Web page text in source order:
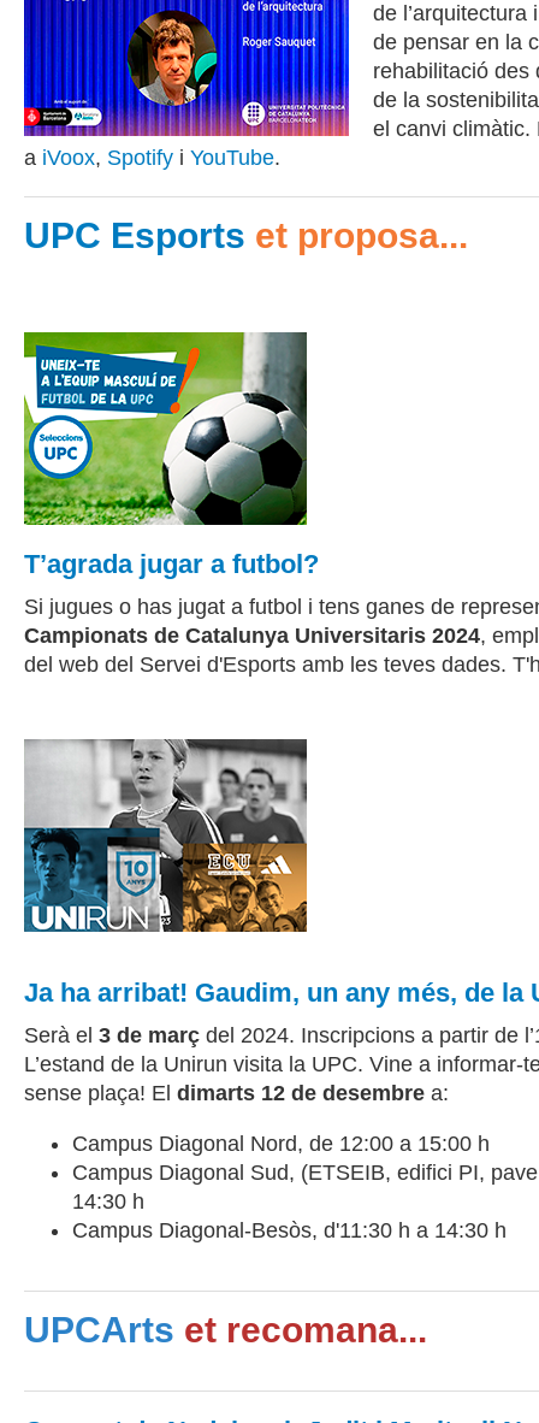
de l’arquitectura
de pensar en la
rehabilitació des
de la
el canvi climàtic.
a iVoox, Spotify i YouTube.
UPC Esports et proposa...
T’agrada jugar a futbol?
Si jugues o has jugat a futbol i tens ganes de
Campionats de Catalunya Universitaris 2024,
del web del Servei d'Esports amb les teves dades.
Ja ha arribat! Gaudim, un any més, de la
Serà el 3 de març del 2024. Inscripcions a partir de
L’estand de la Unirun visita la UPC. Vine a informar-
sense plaça! El dimarts 12 de desembre a:
Campus Diagonal Nord, de 12:00 a 15:00 h
Campus Diagonal Sud, (ETSEIB, edifici PI,
14:30 h
Campus Diagonal-Besòs, d'11:30 h a 14:30 h
UPCArts et recomana...